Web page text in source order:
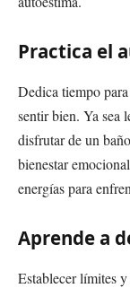
Practica el
Dedica tiempo
sentir bien. Ya sea
disfrutar de un
bienestar
energías para
Aprende a
Establecer límites